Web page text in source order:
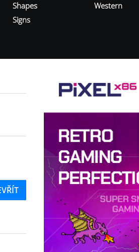
Shapes
Signs
Western